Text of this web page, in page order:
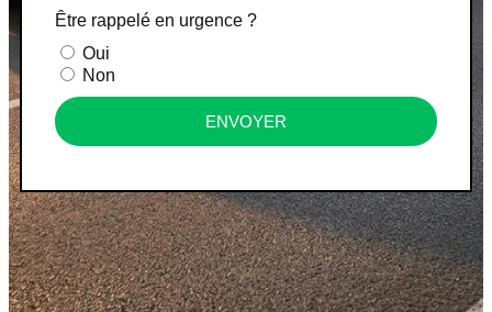
Être rappelé en urgence ?
Oui
Non
ENVOYER